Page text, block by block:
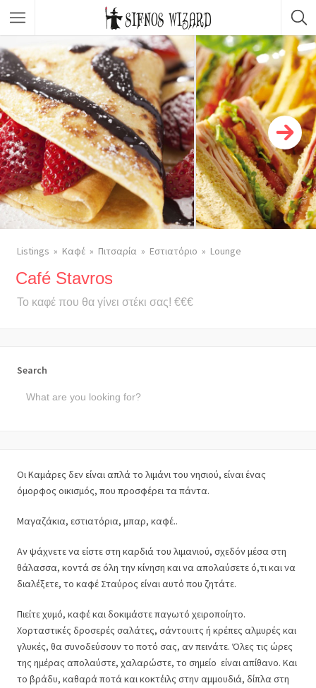
Κορυφαίες Επιλογές
Καταστήματα
Φαγητό
Νυχτερινή ζωή
Σώμα & Ομορφιά
Μετακινήσεις
Listings Καφέ Πιτσαρία Εστιατόριο Lounge
Café Stavros
Το καφέ που θα γίνει στέκι σας! €€€
Search
Οι Καμάρες δεν είναι απλά το λιμάνι του νησιού, είναι ένας
όμορφος οικισμός, που προσφέρει τα πάντα.
Μαγαζάκια, εστιατόρια, μπαρ, καφέ..
Αν ψάχνετε να είστε στη καρδιά του λιμανιού, σχεδόν μέσα στη
θάλασσα, κοντά σε όλη την κίνηση και να απολαύσετε ό,τι και να
διαλέξετε, το καφέ Σταύρος είναι αυτό που ζητάτε.
Πιείτε χυμό, καφέ και δοκιμάστε παγωτό χειροποίητο.
Χορταστικές δροσερές σαλάτες, σάντουιτς ή κρέπες αλμυρές και
γλυκές, θα συνοδεύσουν το ποτό σας, αν πεινάτε. Όλες τις ώρες
της ημέρας απολαύστε, χαλαρώστε, το σημείο είναι απίθανο. Και
το βράδυ, καθαρά ποτά και κοκτέιλς στην αμμουδιά, δίπλα στη